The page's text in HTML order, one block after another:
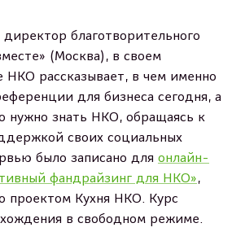
благотворительного
(Москва), в своем
НКО рассказывает, в чем именно
для бизнеса сегодня, а
нужно знать НКО, обращаясь к
своих социальных
было записано для онлайн-
фандрайзинг для НКО»,
проектом Кухня НКО. Курс
в свободном режиме.